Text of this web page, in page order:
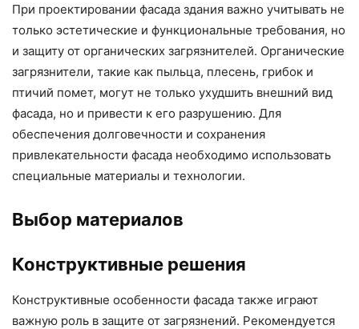
При проектировании фасада здания важно учитывать не
только эстетические и функциональные требования, но
и защиту от органических загрязнителей. Органические
загрязнители, такие как пыльца, плесень, грибок и
птичий помет, могут не только ухудшить внешний вид
фасада, но и привести к его разрушению. Для
обеспечения долговечности и сохранения
привлекательности фасада необходимо использовать
специальные материалы и технологии.
Выбор материалов
Конструктивные решения
Конструктивные особенности фасада также играют
важную роль в защите от загрязнений. Рекомендуется